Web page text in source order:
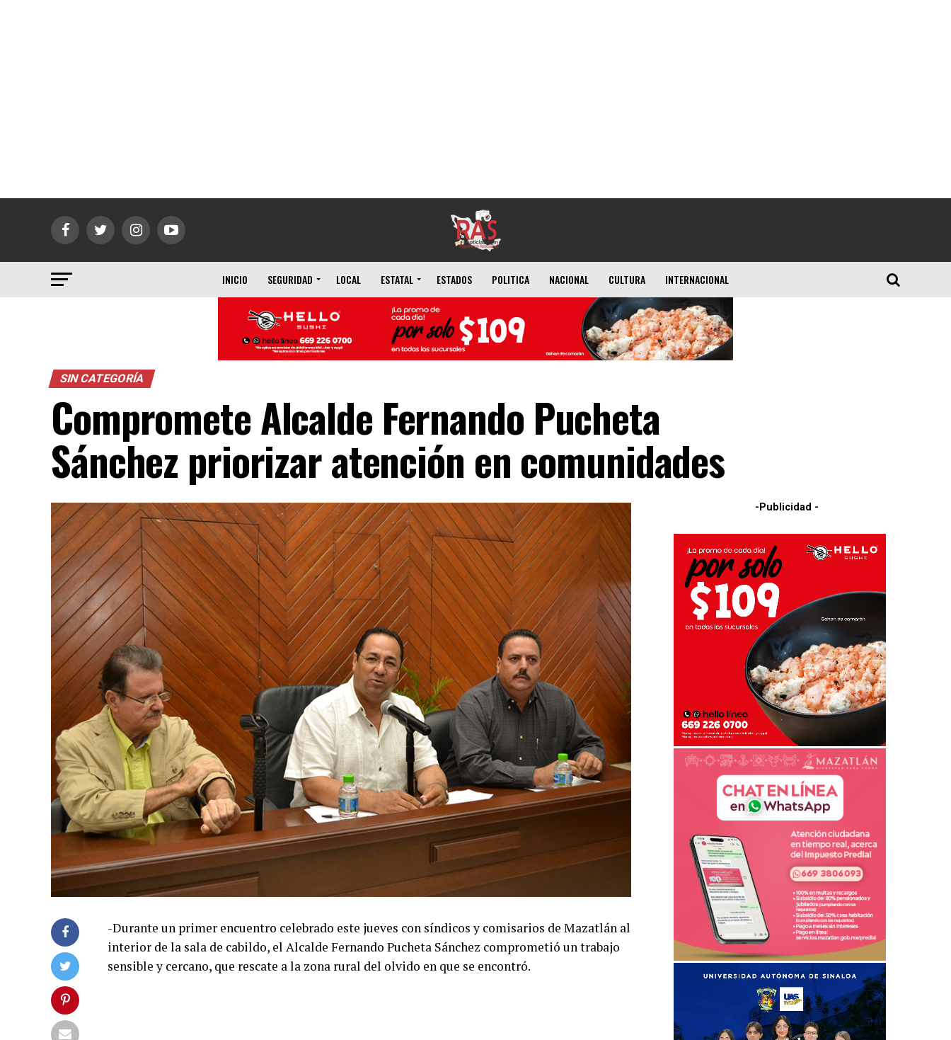
INICIO SEGURIDAD LOCAL ESTATAL ESTADOS POLITICA NACIONAL CULTURA INTERNACIONAL
SIN CATEGORÍA
Compromete Alcalde Fernando Pucheta
Sánchez priorizar atención en comunidades
-Durante un primer encuentro celebrado este jueves con síndicos y comisarios de Mazatlán al
interior de la sala de cabildo, el Alcalde Fernando Pucheta Sánchez comprometió un trabajo
sensible y cercano, que rescate a la zona rural del olvido en que se encontró.
-Publicidad -